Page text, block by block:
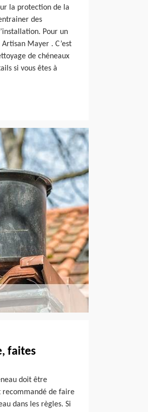
la protection de la
des
Pour un
Mayer . C’est
de chéneaux
si vous êtes à
faites
doit être
recommandé de faire
dans les règles. Si